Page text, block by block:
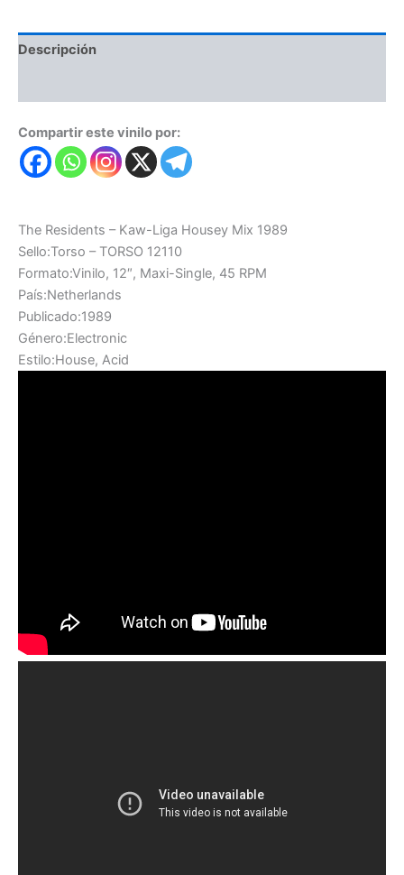
Descripción
Compartir este vinilo por:
The Residents – Kaw-Liga Housey Mix 1989
Sello:Torso – TORSO 12110
Formato:Vinilo, 12″, Maxi-Single, 45 RPM
País:Netherlands
Publicado:1989
Género:Electronic
Estilo:House, Acid